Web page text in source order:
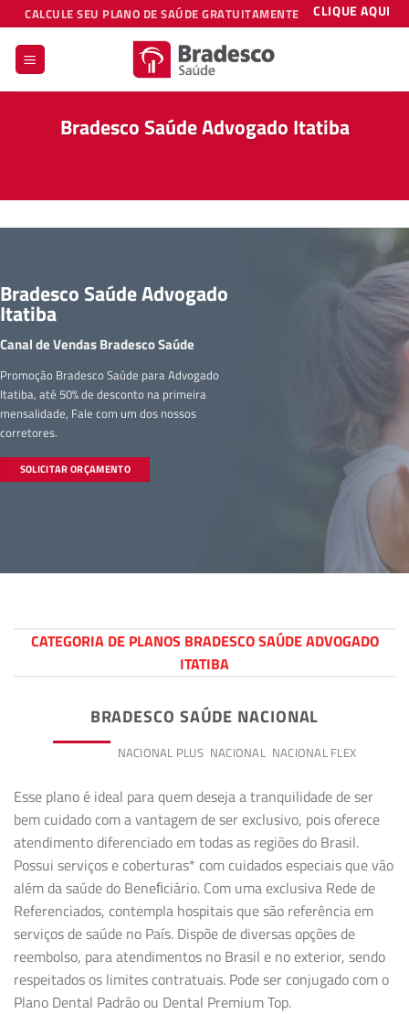
Skip
to
content
CALCULE SEU PLANO DE SAÚDE GRATUITAMENTE CLIQUE AQUI
Bradesco Saúde Advogado Itatiba
Bradesco Saúde Advogado
Itatiba
Canal de Vendas Bradesco Saúde
Promoção Bradesco Saúde para Advogado
Itatiba, até 50% de desconto na primeira
mensalidade, Fale com um dos nossos
corretores.
SOLICITAR ORÇAMENTO
CATEGORIA DE PLANOS BRADESCO SAÚDE ADVOGADO
ITATIBA
BRADESCO SAÚDE NACIONAL
NACIONAL PLUS NACIONAL NACIONAL FLEX
Esse plano é ideal para quem deseja a tranquilidade de ser
bem cuidado com a vantagem de ser exclusivo, pois oferece
atendimento diferenciado em todas as regiões do Brasil.
Possui serviços e coberturas* com cuidados especiais que vão
além da saúde do Beneﬁciário. Com uma exclusiva Rede de
Referenciados, contempla hospitais que são referência em
serviços de saúde no País. Dispõe de diversas opções de
reembolso, para atendimentos no Brasil e no exterior, sendo
respeitados os limites contratuais. Pode ser conjugado com o
Plano Dental Padrão ou Dental Premium Top.